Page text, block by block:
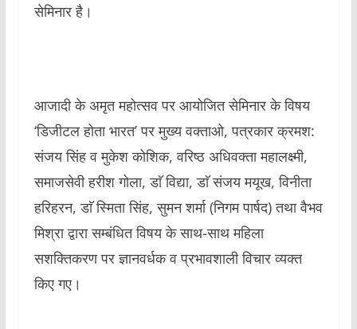
सेमिनार है।
आजादी के अमृत महोत्सव पर आयोजित सेमिनार के विषय
‘डिजीटल होता भारत’ पर मुख्य वक्ताओ, पत्रकार क्रमश:
संजय सिंह व मुकेश कोशिक, वरिष्ठ अधिवक्ता महालक्ष्मी,
समाजसेवी हरीश गोला, डाॅ विद्या, डाॅ संजय मयूख, विनीता
हरिहरन, डाॅ स्मिता सिंह, सुमन शर्मा (निगम पार्षद) तथा वैभव
मिश्रा द्वारा सम्बंधित विषय के साथ-साथ महिला
सशक्तिकरण पर ज्ञानवर्धक व प्रभावशाली विचार व्यक्त
किए गए।